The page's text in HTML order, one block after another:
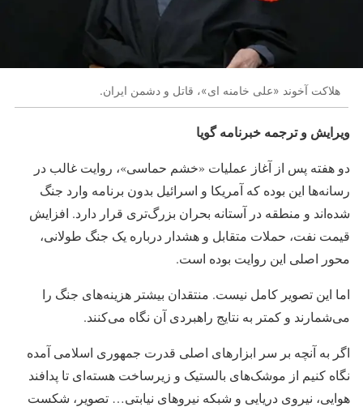
هلاکت آخوند «علی خامنه ای»، قاتل و دشمن ایران.
ویرایش و ترجمه خبرنامه گویا
دو هفته پس از آغاز عملیات «خشم حماسی»، روایت غالب در
رسانه‌ها این بوده که آمریکا و اسرائیل بدون برنامه وارد جنگ
شده‌اند و منطقه در آستانه بحران بزرگ‌تری قرار دارد. افزایش
قیمت نفت، حملات متقابل و هشدار درباره یک جنگ طولانی،
محور اصلی این روایت بوده است.
اما این تصویر کامل نیست. منتقدان بیشتر هزینه‌های جنگ را
می‌شمارند و کمتر به نتایج راهبردی آن نگاه می‌کنند.
اگر به آنچه بر سر ابزارهای اصلی قدرت جمهوری اسلامی آمده
نگاه کنیم از موشک‌های بالستیک و زیرساخت هسته‌ای تا پدافند
هوایی، نیروی دریایی و شبکه نیروهای نیابتی… تصویر، شکست